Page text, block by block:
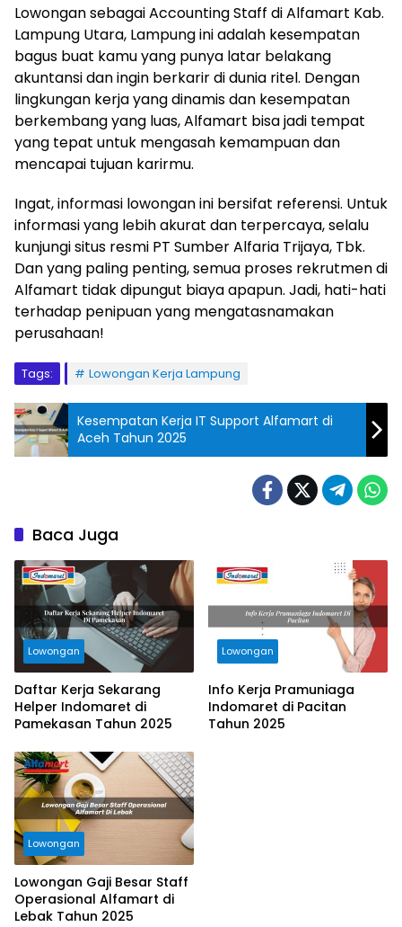
Lowongan sebagai Accounting Staff di Alfamart Kab.
Lampung Utara, Lampung ini adalah kesempatan
bagus buat kamu yang punya latar belakang
akuntansi dan ingin berkarir di dunia ritel. Dengan
lingkungan kerja yang dinamis dan kesempatan
berkembang yang luas, Alfamart bisa jadi tempat
yang tepat untuk mengasah kemampuan dan
mencapai tujuan karirmu.
Ingat, informasi lowongan ini bersifat referensi. Untuk
informasi yang lebih akurat dan terpercaya, selalu
kunjungi situs resmi PT Sumber Alfaria Trijaya, Tbk.
Dan yang paling penting, semua proses rekrutmen di
Alfamart tidak dipungut biaya apapun. Jadi, hati-hati
terhadap penipuan yang mengatasnamakan
perusahaan!
Tags: Lowongan Kerja Lampung
Kesempatan Kerja IT Support Alfamart di
Aceh Tahun 2025
Baca Juga
Lowongan
Daftar Kerja Sekarang
Helper Indomaret di
Pamekasan Tahun 2025
Lowongan
Info Kerja Pramuniaga
Indomaret di Pacitan
Tahun 2025
Lowongan
Lowongan Gaji Besar Staff
Operasional Alfamart di
Lebak Tahun 2025